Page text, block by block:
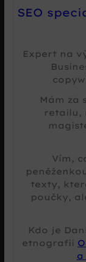
SEO
Expert na
Mám za
retailu,
Vím,
texty,
poučky,
Kdo je
etnografii
a